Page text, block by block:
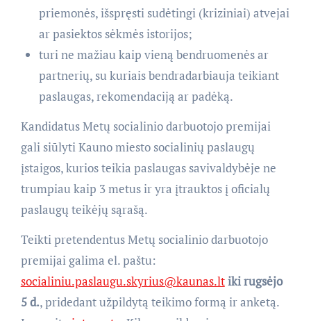
priemonės, išspręsti sudėtingi (kriziniai) atvejai
ar pasiektos sėkmės istorijos;
turi ne mažiau kaip vieną bendruomenės ar
partnerių, su kuriais bendradarbiauja teikiant
paslaugas, rekomendaciją ar padėką.
Kandidatus Metų socialinio darbuotojo premijai
gali siūlyti Kauno miesto socialinių paslaugų
įstaigos, kurios teikia paslaugas savivaldybėje ne
trumpiau kaip 3 metus ir yra įtrauktos į oficialų
paslaugų teikėjų sąrašą.
Teikti pretendentus Metų socialinio darbuotojo
premijai galima el. paštu:
socialiniu.paslaugu.skyrius@kaunas.ltiki rugsėjo
5 d., pridedant užpildytą teikimo formą ir anketą.